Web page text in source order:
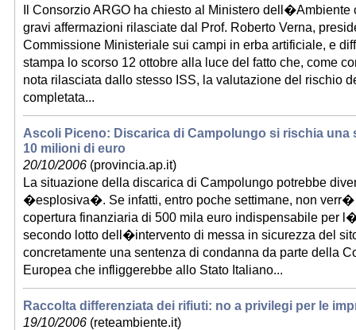
Il Consorzio ARGO ha chiesto al Ministero dell�Ambiente
gravi affermazioni rilasciate dal Prof. Roberto Verna,
Commissione Ministeriale sui campi in erba artificiale, e
stampa lo scorso 12 ottobre alla luce del fatto che, come
nota rilasciata dallo stesso ISS, la valutazione del rischio
completata...
Ascoli Piceno: Discarica di Campolungo si rischia una
10 milioni di euro
20/10/2006 (provincia.ap.it)
La situazione della discarica di Campolungo potrebbe
�esplosiva�. Se infatti, entro poche settimane, non verr�
copertura finanziaria di 500 mila euro indispensabile per
secondo lotto dell�intervento di messa in sicurezza del
concretamente una sentenza di condanna da parte della
Europea che infliggerebbe allo Stato Italiano...
Raccolta differenziata dei rifiuti: no a privilegi per le
19/10/2006 (reteambiente.it)